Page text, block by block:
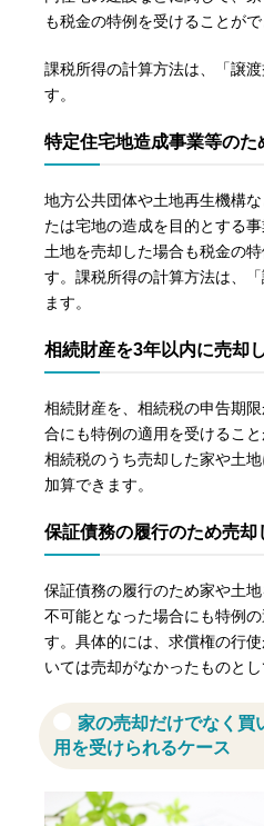
も税金の特例を受けることがで
課税所得の計算方法は、「譲
す。
特定住宅地造成事業等のた
地方公共団体や土地再生機構
たは宅地の造成を目的とする
土地を売却した場合も税金の
す。課税所得の計算方法は、
ます。
相続財産を3年以内に売却
相続財産を、相続税の申告期
合にも特例の適用を受けるこ
相続税のうち売却した家や土
加算できます。
保証債務の履行のため売却
保証債務の履行のため家や土
不可能となった場合にも特例
す。具体的には、求償権の行
いては売却がなかったものとし
家の売却だけでなく買
用を受けられるケース